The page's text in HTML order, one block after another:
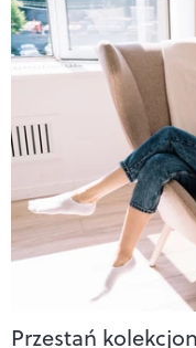
Przestań